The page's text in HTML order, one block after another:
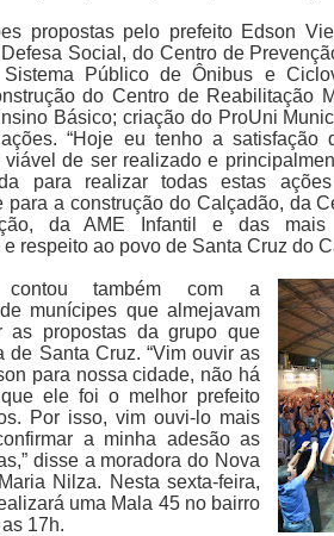
propostas pelo prefeito Edson
Social, do Centro de
Sistema Público de Ônibus e
do Centro de Reabilitação
Básico; criação do ProUni
“Hoje eu tenho a satisfação
viável de ser realizado e
para realizar todas estas
para a construção do Calçadão, da
da AME Infantil e das mais
respeito ao povo de Santa Cruz do
também com a
munícipes que almejavam
as propostas da grupo que
de Santa Cruz. “Vim ouvir as
para nossa cidade, não há
ele foi o melhor prefeito
Por isso, vim ouvi-lo mais
a minha adesão as
disse a moradora do Nova
Nilza. Nesta sexta-feira,
uma Mala 45 no bairro
17h.